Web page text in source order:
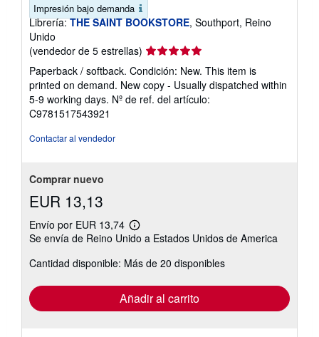
Impresión bajo demanda
Librería: THE SAINT BOOKSTORE, Southport, Reino
Unido
(vendedor de 5 estrellas) Calificación
del
vendedor:
5
de
Paperback / softback. Condición: New. This item is
printed on demand. New copy - Usually dispatched within
5-9 working days. Nº de ref. del artículo:
C9781517543921
Contactar al vendedor
Comprar nuevo
EUR 13,13
Envío por EUR 13,74
Más
información
las
envío
Se envía de Reino Unido a Estados Unidos de America
Cantidad disponible: Más de 20 disponibles
Añadir al carrito